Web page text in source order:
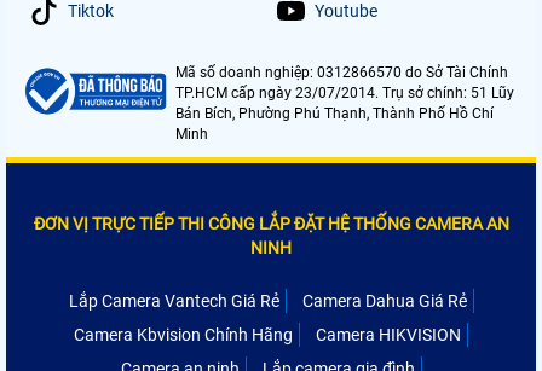
Tiktok Youtube
Mã số doanh nghiệp: 0312866570 do Sở Tài Chính
TP.HCM cấp ngày 23/07/2014. Trụ sở chính: 51 Lũy
Bán Bích, Phường Phú Thạnh, Thành Phố Hồ Chí
Minh
ĐƠN VỊ TRỰC TIẾP THI CÔNG LẮP ĐẶT HỆ THỐNG CAMERA AN
NINH
Lắp Camera Vantech Giá Rẻ
Camera Dahua Giá Rẻ
Camera Kbvision Chính Hãng
Camera HIKVISION